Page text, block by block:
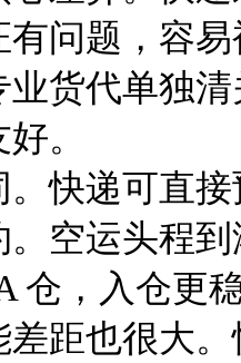
问题，容
货代单独
。
。快递可直
。空运头程
仓，入仓更
差距也很大